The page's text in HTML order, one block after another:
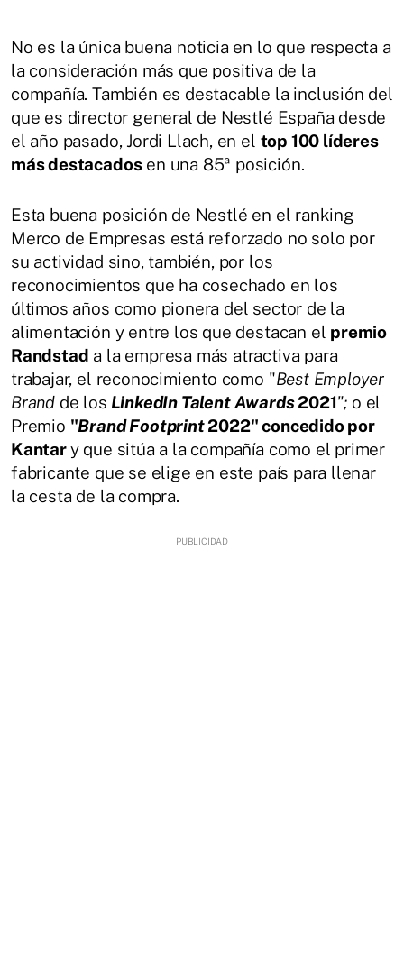
No es la única buena noticia en lo que respecta a
la consideración más que positiva de la
compañía. También es destacable la inclusión del
que es director general de Nestlé España desde
el año pasado, Jordi Llach, en el top 100 líderes
más destacadosen una 85ª posición.
Esta buena posición de Nestlé en el ranking
Merco de Empresas está reforzado no solo por
su actividad sino, también, por los
reconocimientos que ha cosechado en los
últimos años como pionera del sector de la
alimentación y entre los que destacan el premio
Randstad a la empresa más atractiva para
trabajar, el reconocimiento como "Best Employer
Brand de los LinkedIn Talent Awards2021"; o el
Premio "Brand Footprint2022" concedido por
Kantary que sitúa a la compañía como el primer
fabricante que se elige en este país para llenar
la cesta de la compra.